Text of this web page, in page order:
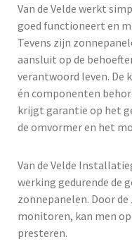
Van de Velde werkt
goed functioneert en
Tevens zijn
aansluit op de
verantwoord leven. De
én componenten
krijgt garantie op het
de omvormer en het
Van de Velde
werking gedurende de
zonnepanelen. Door
monitoren, kan men
presteren.